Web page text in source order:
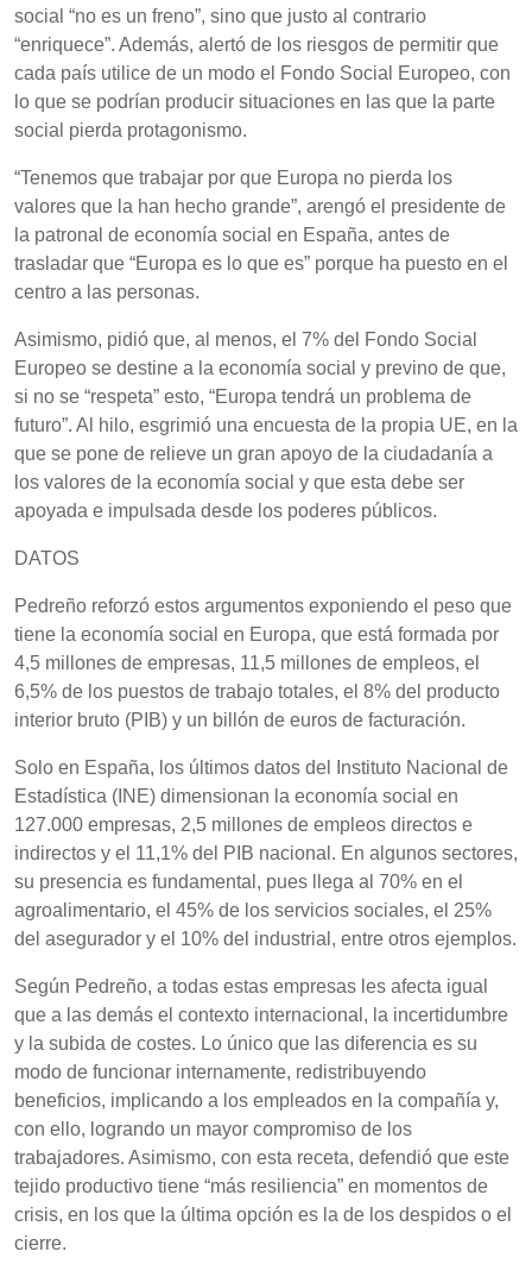
social “no es un freno”, sino que justo al contrario
“enriquece”. Además, alertó de los riesgos de permitir que
cada país utilice de un modo el Fondo Social Europeo, con
lo que se podrían producir situaciones en las que la parte
social pierda protagonismo.
“Tenemos que trabajar por que Europa no pierda los
valores que la han hecho grande”, arengó el presidente de
la patronal de economía social en España, antes de
trasladar que “Europa es lo que es” porque ha puesto en el
centro a las personas.
Asimismo, pidió que, al menos, el 7% del Fondo Social
Europeo se destine a la economía social y previno de que,
si no se “respeta” esto, “Europa tendrá un problema de
futuro”. Al hilo, esgrimió una encuesta de la propia UE, en la
que se pone de relieve un gran apoyo de la ciudadanía a
los valores de la economía social y que esta debe ser
apoyada e impulsada desde los poderes públicos.
DATOS
Pedreño reforzó estos argumentos exponiendo el peso que
tiene la economía social en Europa, que está formada por
4,5 millones de empresas, 11,5 millones de empleos, el
6,5% de los puestos de trabajo totales, el 8% del producto
interior bruto (PIB) y un billón de euros de facturación.
Solo en España, los últimos datos del Instituto Nacional de
Estadística (INE) dimensionan la economía social en
127.000 empresas, 2,5 millones de empleos directos e
indirectos y el 11,1% del PIB nacional. En algunos sectores,
su presencia es fundamental, pues llega al 70% en el
agroalimentario, el 45% de los servicios sociales, el 25%
del asegurador y el 10% del industrial, entre otros ejemplos.
Según Pedreño, a todas estas empresas les afecta igual
que a las demás el contexto internacional, la incertidumbre
y la subida de costes. Lo único que las diferencia es su
modo de funcionar internamente, redistribuyendo
beneficios, implicando a los empleados en la compañía y,
con ello, logrando un mayor compromiso de los
trabajadores. Asimismo, con esta receta, defendió que este
tejido productivo tiene “más resiliencia” en momentos de
crisis, en los que la última opción es la de los despidos o el
cierre.